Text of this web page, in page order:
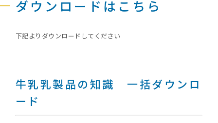
ダウンロードはこちら
下記よりダウンロードしてください
牛乳乳製品の知識 一括ダウンロ
ード